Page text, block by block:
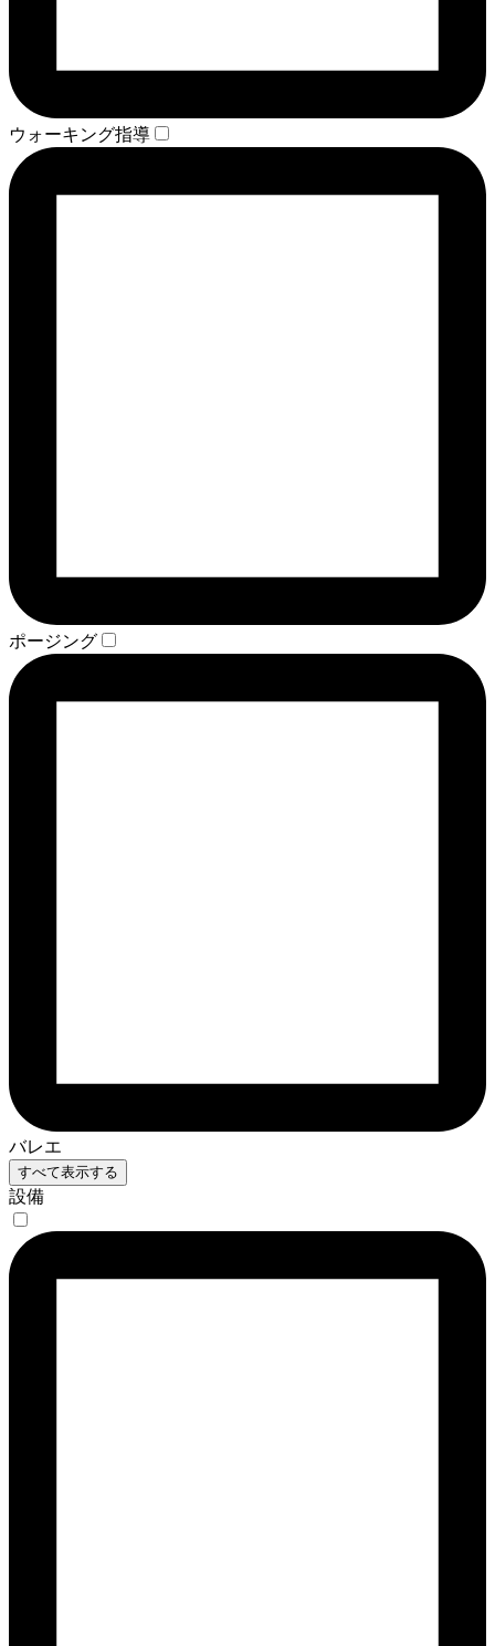
ウォーキング指導
ポージング
バレエ
すべて表示する
設備